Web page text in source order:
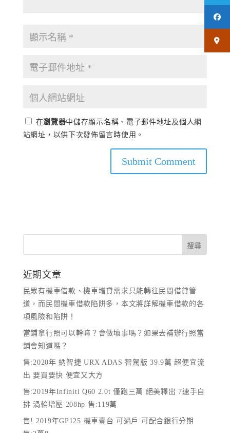
在瀏覽器中儲存顯示名稱、電子郵件地址及個人網
站網址，以供下次發佈留言時使用。
近期文章
民眾有機車借款、機車增貸需求只能轉往民間借貸管
道，而民間機車借款陷阱多，本文將詳解機車借款的各
項風險和陷阱！
當鋪拿行照可以幹嘛？會做壞事嗎？如果去補辦行照當
鋪會知道嗎？
售:2020年 納智捷 URX ADAS 智駕版 39.9萬 超便宜流
出 要買要快 便宜又大方
售:2019年Infiniti Q60 2.0t 僅跑三萬 絕美釋出 7速手自
排 渦輪增壓 208hp 售:119萬
售! 2019年GP125 機車壹台 可過戶 可配合銀行分期